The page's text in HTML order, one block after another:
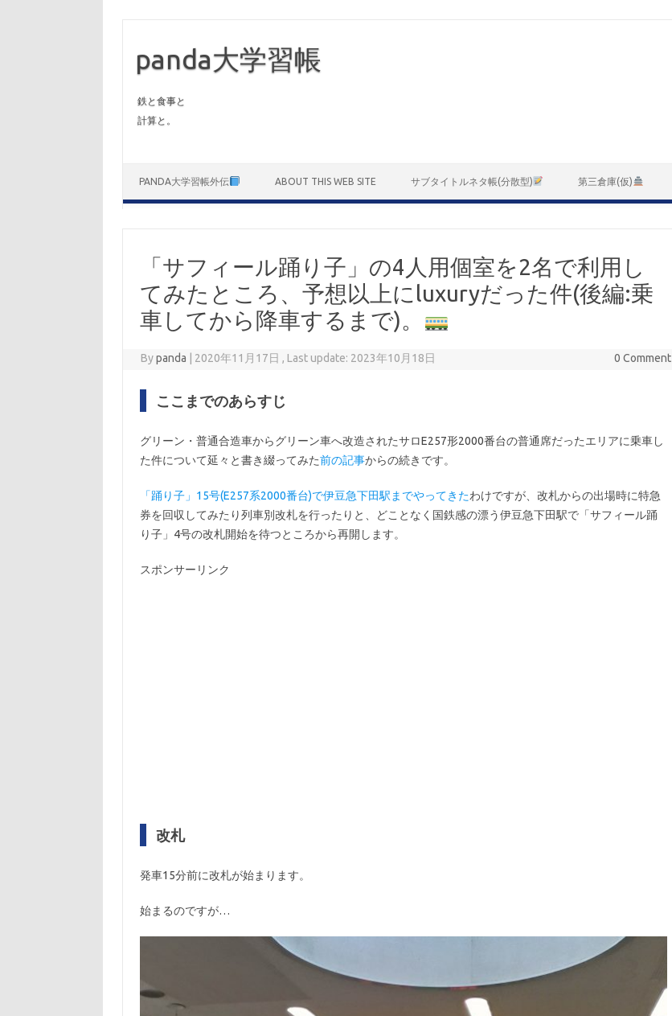
panda大学習帳
鉄と食事と
計算と。
PANDA大学習帳外伝 ABOUT THIS WEB SITE サブタイトルネタ帳(分散型) 第三倉庫(仮)
「サフィール踊り子」の4人用個室を2名で利用し
てみたところ、予想以上にluxuryだった件(後編:乗
車してから降車するまで)。
Bypanda 2020年11月17日 , Last update: 2023年10月18日 0 Comment
ここまでのあらすじ
グリーン・普通合造車からグリーン車へ改造されたサロE257形2000番台の普通席だったエリアに乗車し
た件について延々と書き綴ってみた前の記事からの続きです。
「踊り子」15号(E257系2000番台)で伊豆急下田駅までやってきたわけですが、改札からの出場時に特急
券を回収してみたり列車別改札を行ったりと、どことなく国鉄感の漂う伊豆急下田駅で「サフィール踊
り子」4号の改札開始を待つところから再開します。
スポンサーリンク
改札
発車15分前に改札が始まります。
始まるのですが…